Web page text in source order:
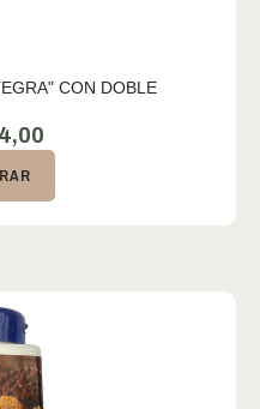
CON DOBLE